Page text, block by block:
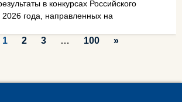
в конкурсах Российского
года, направленных на
1 2 3 … 100 »